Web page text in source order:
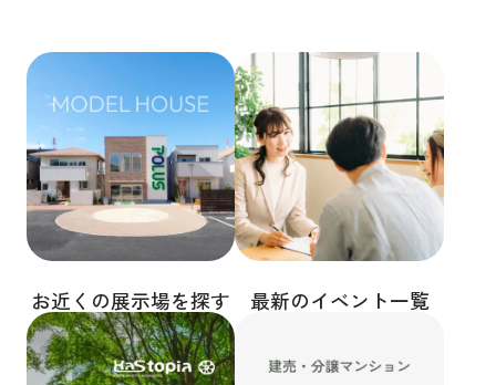
お近くの展示場を探す 最新のイベント一覧